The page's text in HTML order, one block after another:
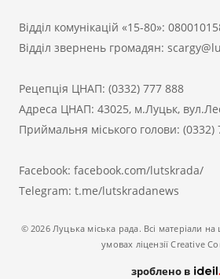
Відділ комунікацій «15-80»:
Відділ звернень громадян:
Рецепція ЦНАП: (0332) 777 888
Адреса ЦНАП: 43025, м.Луцьк,
Приймальня міського голови: (0332)
Facebook: facebook.com/lutskrada/
Telegram: t.me/lutskradanews
© 2026 Луцька міська рада. Всі матеріали
умовах ліцензії Creative
зроблено в